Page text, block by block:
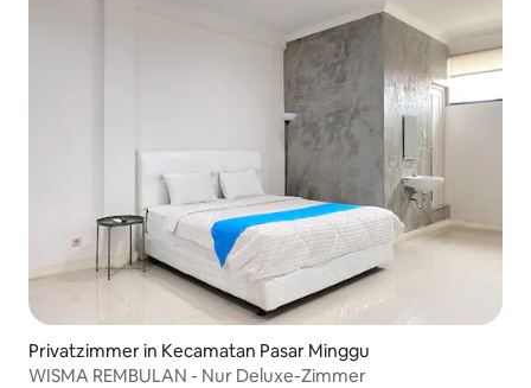
Privatzimmer in Kecamatan Pasar Minggu
WISMA REMBULAN - Nur Deluxe-Zimmer